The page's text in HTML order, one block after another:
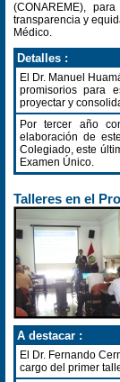
(CONAREME),
transparencia y
Médico.
Detalles :
El Dr. Manuel
promisorios para
proyectar y
Por tercer año
elaboración de
Colegiado, este
Examen Único.
Talleres en el
A destacar :
El Dr. Fernando
cargo del primer